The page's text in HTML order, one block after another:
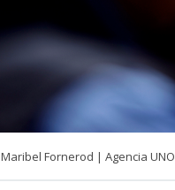
Maribel Fornerod | Agencia UNO